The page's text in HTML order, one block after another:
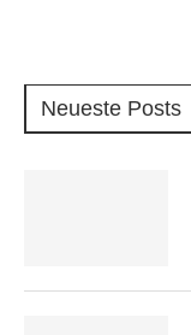
Neueste Posts